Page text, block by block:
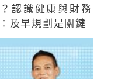
認識健康與財務
及早規劃是關鍵